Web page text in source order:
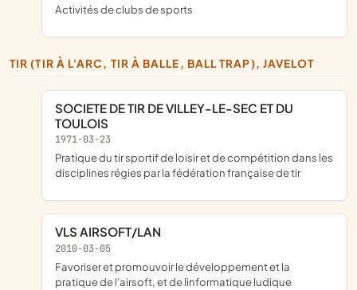
Activités de clubs de sports
TIR (TIR À L'ARC, TIR À BALLE, BALL TRAP), JAVELOT
SOCIETE DE TIR DE VILLEY-LE-SEC ET DU
TOULOIS
1971-03-23
pratique du tir sportif de loisir et de compétition dans les
disciplines régies par la fédération française de tir
VLS AIRSOFT/LAN
2010-03-05
favoriser et promouvoir le développement et la
pratique de l'airsoft, et de linformatique ludique